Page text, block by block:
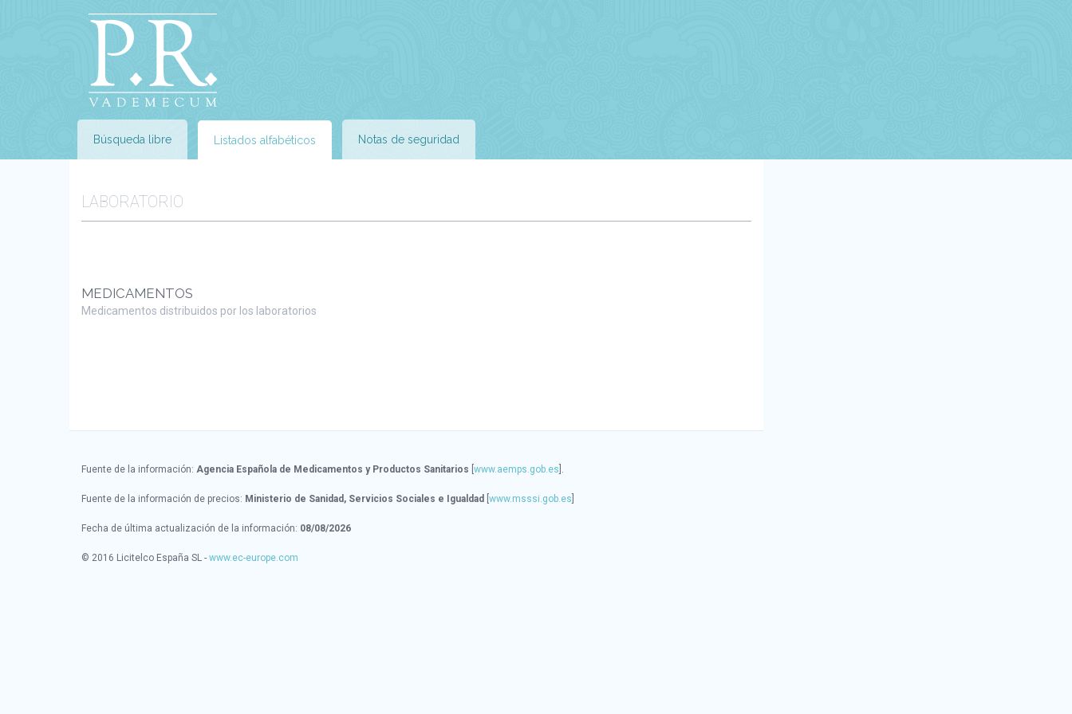
Búsqueda libre Listados alfabéticos Notas de seguridad
LABORATORIO
MEDICAMENTOS
Medicamentos distribuidos por los laboratorios
Fuente de la información: Agencia Española de Medicamentos y Productos Sanitarios www.aemps.gob.es ].
Fuente de la información de precios: Ministerio de Sanidad, Servicios Sociales e Igualdad www.msssi.gob.es
Fecha de última actualización de la información: 08/08/2026
© 2016 Licitelco España SL - www.ec-europe.com